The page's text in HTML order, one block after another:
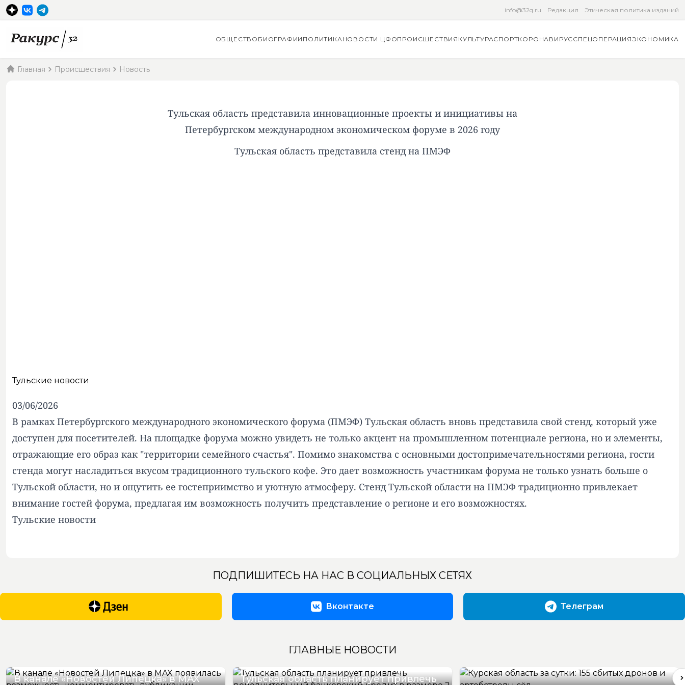
info@32q.ru Редакция Этическая политика изданий
ОБЩЕСТВО БИОГРАФИИ ПОЛИТИКАНОВОСТИ ЦФОПРОИСШЕСТВИЯ КУЛЬТУРАСПОРТКОРОНАВИРУССПЕЦОПЕРАЦИЯЭКОНОМИКА
Главная Происшествия Новость
Тульская область представила инновационные проекты и инициативы на
Петербургском международном экономическом форуме в 2026 году
Тульская область представила стенд на ПМЭФ
Тульские новости
03/06/2026
В рамках Петербургского международного экономического форума (ПМЭФ) Тульская область вновь представила свой стенд, который уже
доступен для посетителей. На площадке форума можно увидеть не только акцент на промышленном потенциале региона, но и элементы,
отражающие его образ как "территории семейного счастья". Помимо знакомства с основными достопримечательностями региона, гости
стенда могут насладиться вкусом традиционного тульского кофе. Это дает возможность участникам форума не только узнать больше о
Тульской области, но и ощутить ее гостеприимство и уютную атмосферу. Стенд Тульской области на ПМЭФ традиционно привлекает
внимание гостей форума, предлагая им возможность получить представление о регионе и его возможностях.
Тульские новости
ПОДПИШИТЕСЬ НА НАС В СОЦИАЛЬНЫХ СЕТЯХ
Вконтакте Телеграм
ГЛАВНЫЕ НОВОСТИ
В канале «Новостей Липецка» в MAX
Тульская область планирует привлечь